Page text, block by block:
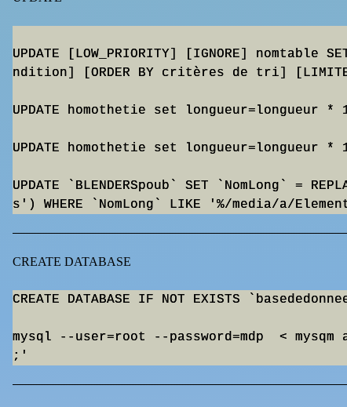
UPDATE [LOW_PRIORITY] [IGNORE]
ndition] [ORDER BY critères de tri] [LIMITE
UPDATE homothetie set longueur=longueur *
UPDATE homothetie set longueur=longueur *
UPDATE `BLENDERSpoub` SET `NomLong` =
CREATE DATABASE
CREATE DATABASE IF NOT EXISTS
mysql --user=root --password=mdp  < mysqm